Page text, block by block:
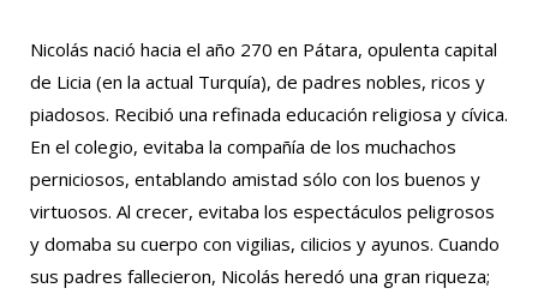
Nicolás nació hacia el año 270 en Pátara, opulenta capital
de Licia (en la actual Turquía), de padres nobles, ricos y
piadosos. Recibió una refinada educación religiosa y cívica.
En el colegio, evitaba la compañía de los muchachos
perniciosos, entablando amistad sólo con los buenos y
virtuosos. Al crecer, evitaba los espectáculos peligrosos
y domaba su cuerpo con vigilias, cilicios y ayunos. Cuando
sus padres fallecieron, Nicolás heredó una gran riqueza;